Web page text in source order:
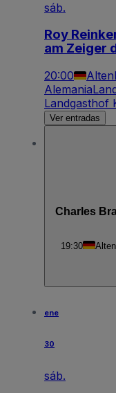
sáb.
Roy
am Zeiger
20:00
Alemania
Landgasthof
Ver entradas
Charles
19:30
ene
30
sáb.